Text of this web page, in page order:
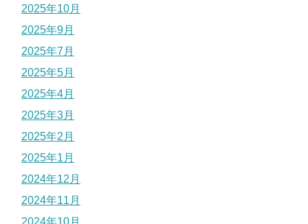
2025年10月
2025年9月
2025年7月
2025年5月
2025年4月
2025年3月
2025年2月
2025年1月
2024年12月
2024年11月
2024年10月